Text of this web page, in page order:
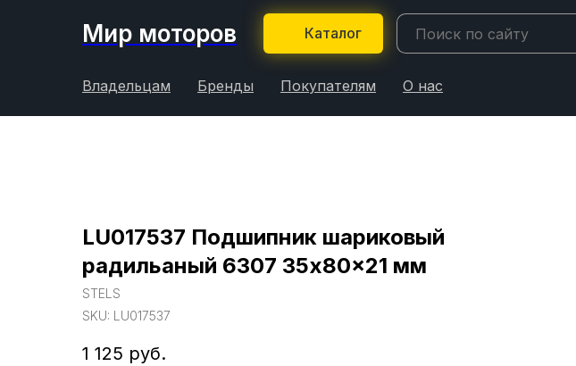
Мир моторов Каталог
Владельцам Бренды Покупателям О нас
LU017537 Подшипник шариковый
радильаный 6307 35x80x21 мм
STELS
SKU: LU017537
1 125 руб.